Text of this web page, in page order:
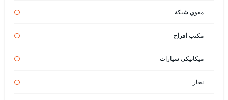
مقوي شبكة
مكتب افراح
ميكانيكي سيارات
نجار